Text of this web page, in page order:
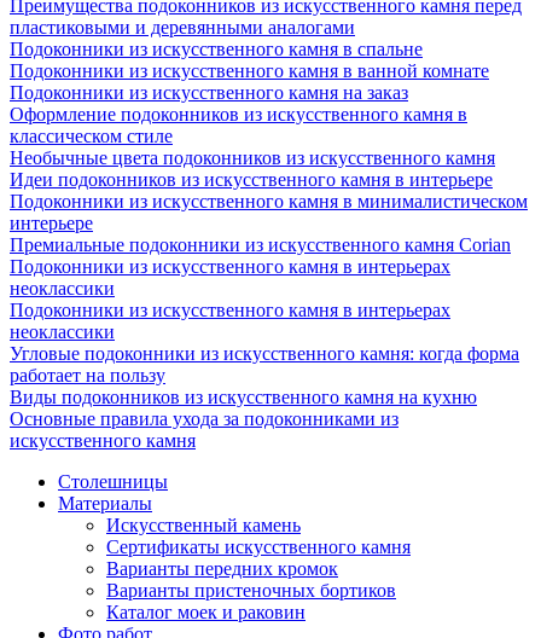
Преимущества подоконников из искусственного камня перед
пластиковыми и деревянными аналогами
Подоконники из искусственного камня в спальне
Подоконники из искусственного камня в ванной комнате
Подоконники из искусственного камня на заказ
Оформление подоконников из искусственного камня в
классическом стиле
Необычные цвета подоконников из искусственного камня
Идеи подоконников из искусственного камня в интерьере
Подоконники из искусственного камня в минималистическом
интерьере
Премиальные подоконники из искусственного камня Corian
Подоконники из искусственного камня в интерьерах
неоклассики
Подоконники из искусственного камня в интерьерах
неоклассики
Угловые подоконники из искусственного камня: когда форма
работает на пользу
Виды подоконников из искусственного камня на кухню
Основные правила ухода за подоконниками из
искусственного камня
Столешницы
Материалы
Искусственный камень
Сертификаты искусственного камня
Варианты передних кромок
Варианты пристеночных бортиков
Каталог моек и раковин
Фото работ